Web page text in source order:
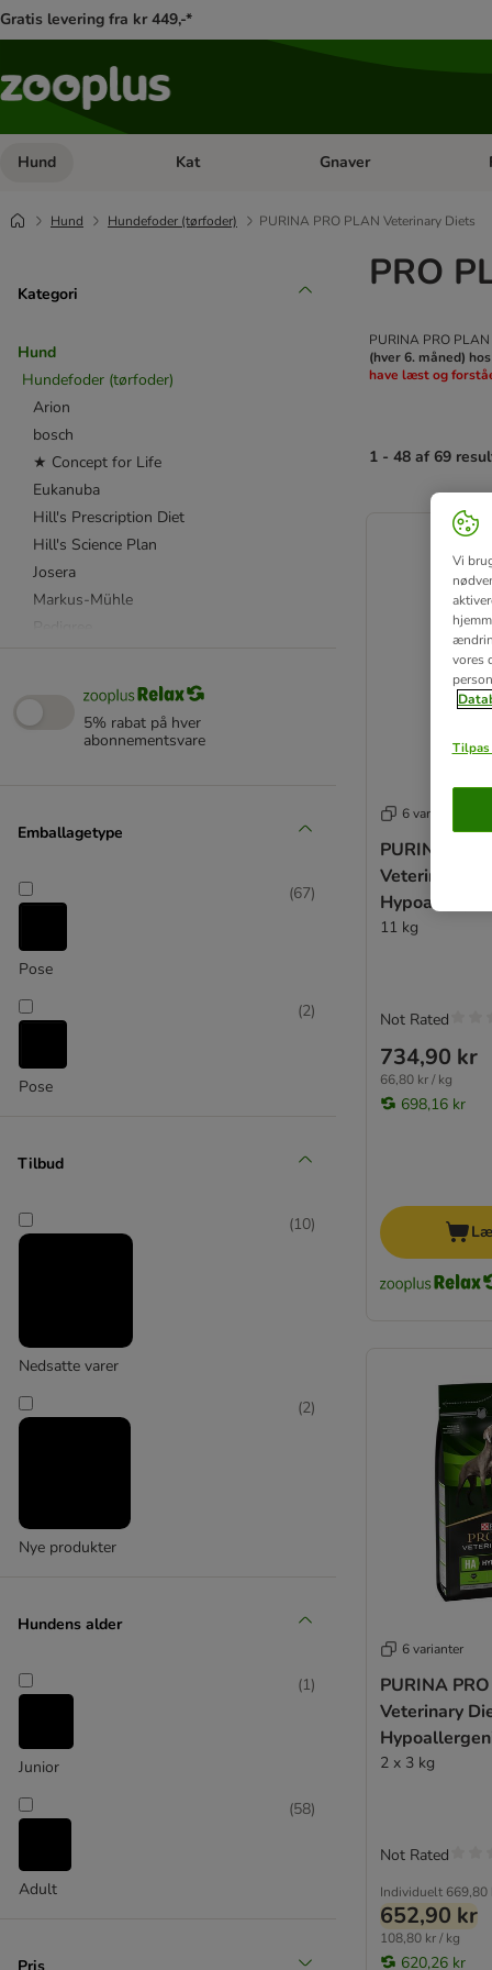
Gratis levering fra kr 449,-*
Hund Åben kategori menu: Hund
Kat Åben kategori menu: Kat
Gnaver
Hund Hundefoder (tørfoder) PURINA PRO PLAN Veterinary Diets
Kategori
Hund
Hundefoder (tørfoder)
Arion
bosch
★ Concept for Life
Eukanuba
Hill's Prescription Diet
Hill's Science Plan
Josera
Markus-Mühle
Royal Canin Breed
Royal Canin CARE Nutrition
Royal Canin Size
Advance Veterinary Diets
Applaws
Belcando
Bozita
Burns
Butcher's
Cavom
Crave
Doggy
Dog's Favorit
Euro Premium
Exclusion
5% rabat på hver
abonnementsvare
Emballagetype
Pose
(67)
Pose
(2)
Tilbud
Nedsatte varer
(10)
Nye produkter
(2)
Hundens alder
Junior
(1)
Adult
(58)
Pris
PRO
PURINA PRO
(hver 6. måned)
have læst og
1 - 48 af 69
product items
6 varianter
PURINA PRO
Veterinary
Hypoallergenic
11 kg
734,90 kr
66,80 kr / kg
698,16 kr
Not Rated
6 varianter
PURINA
Veterinary
2 x 3 kg
Individuelt 669,80
652,90 kr
108,80 kr / kg
620,26 kr
Not Rated
Vi
vores